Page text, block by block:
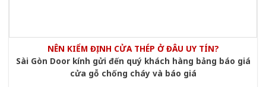
NÊN KIỂM ĐỊNH CỬA THÉP Ở ĐÂU UY TÍN?
Sài Gòn Door kính gửi đến quý khách hàng bảng báo giá
cửa gỗ chống cháy và báo giá